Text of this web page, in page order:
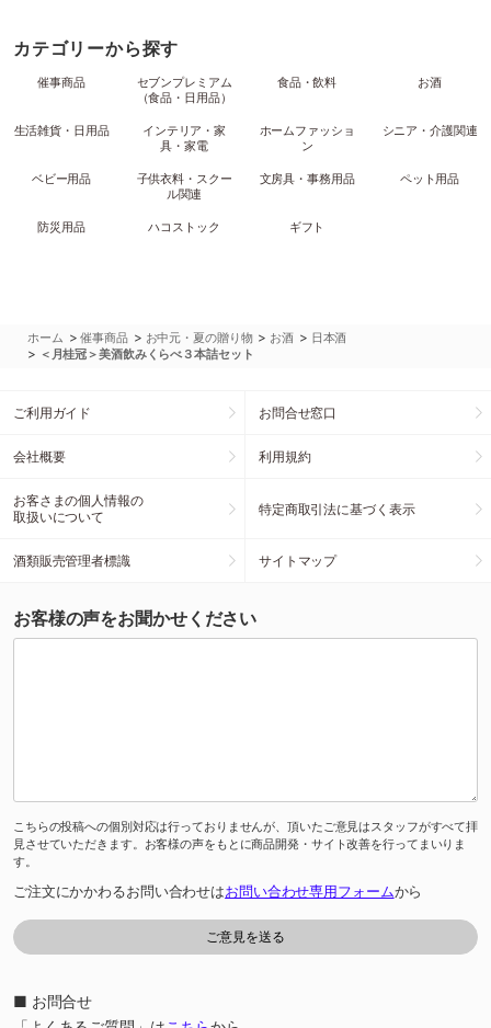
カテゴリーから探す
催事商品
セブンプレミアム
（食品・日用品）
食品・飲料 お酒
生活雑貨・日用品
インテリア・家
具・家電
ホームファッショ
ン
シニア・介護関連
ベビー用品
子供衣料・スクー
ル関連
文房具・事務用品 ペット用品
防災用品 ハコストック ギフト
ホーム >催事商品 > お中元・夏の贈り物 > お酒 > 日本酒
> ＜月桂冠＞美酒飲みくらべ３本詰セット
ご利用ガイド お問合せ窓口
会社概要 利用規約
お客さまの個人情報の
取扱いについて
特定商取引法に基づく表示
酒類販売管理者標識 サイトマップ
お客様の声をお聞かせください
こちらの投稿への個別対応は行っておりませんが、頂いたご意見はスタッフがすべて拝
見させていただきます。お客様の声をもとに商品開発・サイト改善を行ってまいりま
す。
ご注文にかかわるお問い合わせはお問い合わせ専用フォームから
■ お問合せ